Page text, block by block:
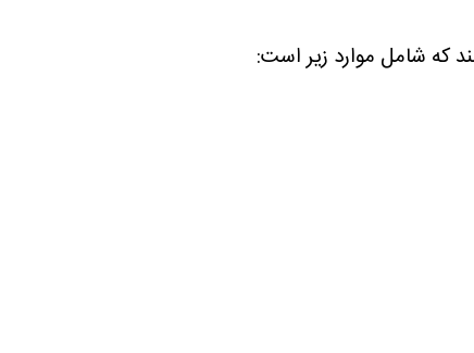
که شامل موارد زیر است: